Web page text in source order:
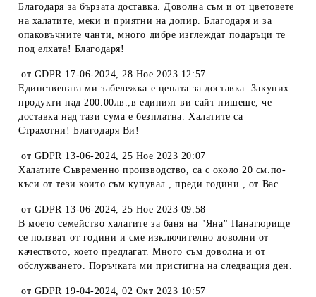
Благодаря за бързата доставка. Доволна съм и от цветовете
на халатите, меки и приятни на допир. Благодаря и за
опаковъчните чанти, много дибре изглеждат подаръци те
под елхата! Благодаря!
от GDPR 17-06-2024,28 Ное 2023 12:57
Единствената ми забележка е цената за доставка. Закупих
продукти над 200.00лв.,в единият ви сайт пишеше, че
доставка над тази сума е безплатна. Халатите са
Страхотни! Благодаря Ви!
от GDPR 13-06-2024,25 Ное 2023 20:07
Халатите Съвременно производство, са с около 20 см.по-
къси от тези които съм купувал , преди години , от Вас.
от GDPR 13-06-2024,25 Ное 2023 09:58
В моето семейство халатите за баня на "Яна" Панагюрище
се ползват от години и сме изключително доволни от
качеството, което предлагат. Много съм доволна и от
обслужването. Поръчката ми пристигна на следващия ден.
от GDPR 19-04-2024,02 Окт 2023 10:57